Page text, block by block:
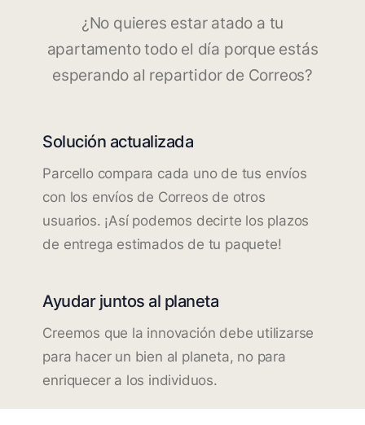
¿No quieres estar atado a tu
apartamento todo el día porque estás
esperando al repartidor de Correos?
Solución actualizada
Parcello compara cada uno de tus envíos
con los envíos de Correos de otros
usuarios. ¡Así podemos decirte los plazos
de entrega estimados de tu paquete!
Ayudar juntos al planeta
Creemos que la innovación debe utilizarse
para hacer un bien al planeta, no para
enriquecer a los individuos.